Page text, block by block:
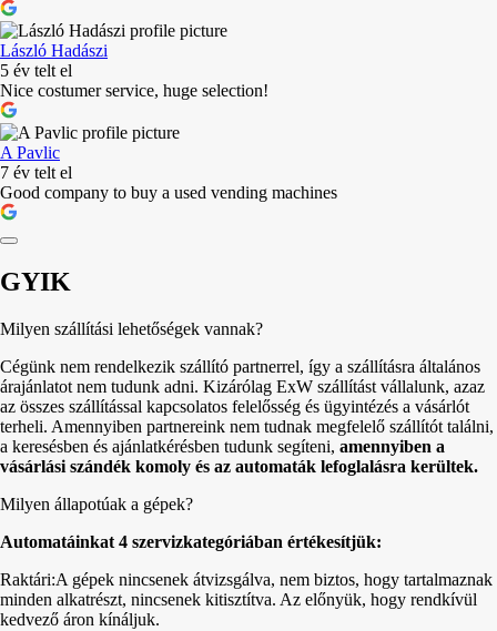
László Hadászi
5 év telt el
Nice costumer service, huge selection!
A Pavlic
7 év telt el
Good company to buy a used vending machines
GYIK
Milyen szállítási lehetőségek vannak?
Cégünk nem rendelkezik szállító partnerrel, így a szállításra általános
árajánlatot nem tudunk adni. Kizárólag ExW szállítást vállalunk, azaz
az összes szállítással kapcsolatos felelősség és ügyintézés a vásárlót
terheli. Amennyiben partnereink nem tudnak megfelelő szállítót találni,
a keresésben és ajánlatkérésben tudunk segíteni, amennyiben a
vásárlási szándék komoly és az automaták lefoglalásra kerültek.
Milyen állapotúak a gépek?
Automatáinkat 4 szervizkategóriában értékesítjük:
Raktári:A gépek nincsenek átvizsgálva, nem biztos, hogy tartalmaznak
minden alkatrészt, nincsenek kitisztítva. Az előnyük, hogy rendkívül
kedvező áron kínáljuk.